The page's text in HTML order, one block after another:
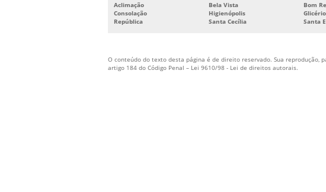
Aclimação Bela Vista Bom
Consolação
Higienópolis Glicério
República
Santa Cecília Santa
O conteúdo do texto desta página é de direito reservado. Sua
artigo 184 do Código Penal – Lei 9610/98 - Lei de direitos autorais.